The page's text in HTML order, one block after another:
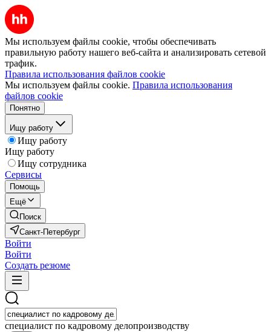
Мы используем файлы cookie, чтобы обеспечивать
правильную работу нашего веб-сайта и анализировать сетевой
трафик.
Правила использования файлов cookie
Мы используем файлы cookie. Правила использования
файлов cookie
Понятно
Ищу работу
Ищу работу
Ищу работу
Ищу сотрудника
Сервисы
Помощь
Ещё
Поиск
Санкт-Петербург
Войти
Войти
Создать резюме
специалист по кадровому делопроизводству